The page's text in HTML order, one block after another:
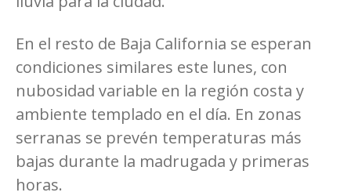
En el resto de Baja California se esperan
condiciones similares este lunes, con
nubosidad variable en la región costa y
ambiente templado en el día. En zonas
serranas se prevén temperaturas más
bajas durante la madrugada y primeras
horas.